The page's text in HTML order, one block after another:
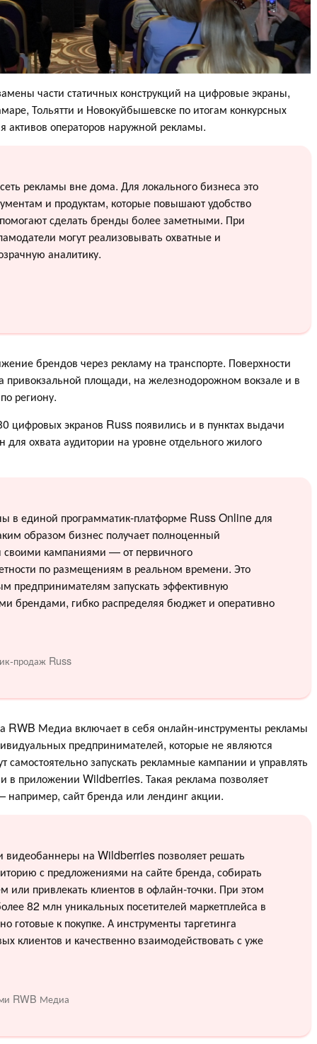
части статичных конструкций на цифровые экраны,
Тольятти и Новокуйбышевске по итогам конкурсных
активов операторов наружной рекламы.
рекламы вне дома. Для локального бизнеса это
и продуктам, которые повышают удобство
сделать бренды более заметными. При
могут реализовывать охватные и
аналитику.
брендов через рекламу на транспорте. Поверхности
площади, на железнодорожном вокзале и в
региону.
цифровых экранов Russ появились и в пунктах выдачи
охвата аудитории на уровне отдельного жилого
в единой программатик-платформе Russ Online для
образом бизнес получает полноценный
своими кампаниями — от первичного
по размещениям в реальном времени. Это
предпринимателям запускать эффективную
брендами, гибко распределяя бюджет и оперативно
продаж Russ
RWB Медиа включает в себя онлайн-инструменты рекламы
предпринимателей, которые не являются
запускать рекламные кампании и управлять
в приложении Wildberries. Такая реклама позволяет
например, сайт бренда или лендинг акции.
видеобаннеры на Wildberries позволяет решать
с предложениями на сайте бренда, собирать
или привлекать клиентов в офлайн-точки. При этом
82 млн уникальных посетителей маркетплейса в
готовые к покупке. А инструменты таргетинга
клиентов и качественно взаимодействовать с уже
RWB Медиа